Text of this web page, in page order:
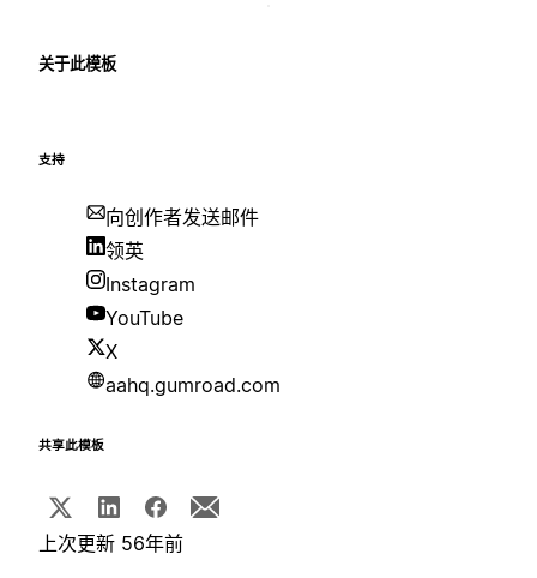
关于此模板
支持
向创作者发送邮件
领英
Instagram
YouTube
X
aahq.gumroad.com
共享此模板
上次更新 56年前